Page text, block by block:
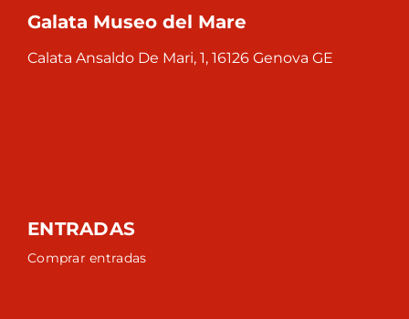
Galata Museo del Mare
Calata Ansaldo De Mari, 1, 16126 Genova GE
ENTRADAS
Comprar entradas